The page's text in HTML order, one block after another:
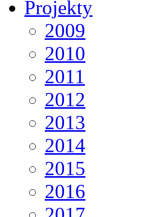
Projekty
2009
2010
2011
2012
2013
2014
2015
2016